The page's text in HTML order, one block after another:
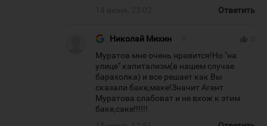
Ответить
Николай Михин
Муратов мне очень нравится!Но "на
улице" капитализм(в нашем случае
барахолка) и все решает как Вы
сказали баке,маке!Значит Агент
Муратова слабоват и не вхож к этим
баке,саке!!!!!!